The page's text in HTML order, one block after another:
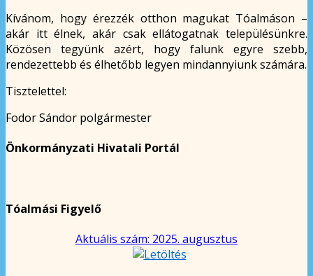
Kívánom, hogy érezzék otthon magukat Tóalmáson –
akár itt élnek, akár csak ellátogatnak településünkre.
Közösen tegyünk azért, hogy falunk egyre szebb,
rendezettebb és élhetőbb legyen mindannyiunk számára.
Tisztelettel:
Fodor Sándor polgármester
Önkormányzati Hivatali Portál
Tóalmási Figyelő
Aktuális szám: 2025. augusztus